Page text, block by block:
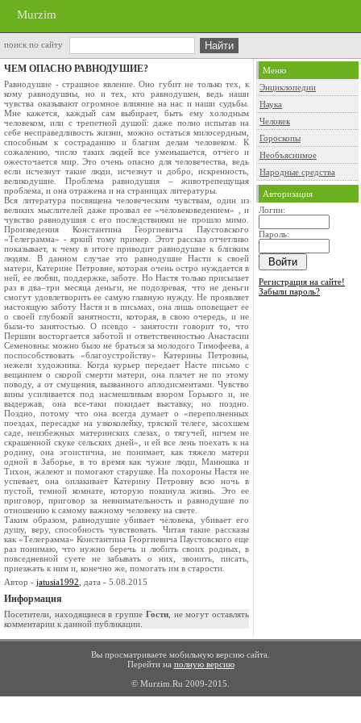
Murzim
поиск по сайту
ЧЕМ ОПАСНО РАВНОДУШИЕ?
Равнодушие - страшное явление. Оно губит не только тех, к
кому равнодушны, но и тех, кто равнодушен, ведь наши
чувства оказывают огромное влияние на нас и наши судьбы.
Мне кажется, каждый сам выбирает, быть ему холодным
человеком, или с трепетной душой: даже полно испытав на
себе несправедливость жизни, можно остаться милосердным,
способным к состраданию и благим делам человеком. К
сожалению, число таких людей все уменьшается, отчего и
ожесточается мир. Это очень опасно для человечества, ведь
если исчезнут такие люди, исчезнут и добро, искренность,
великодушие. Проблема равнодушия – животрепещущая
проблема, и она отражена и на страницах литературы.
Вся литература посвящена человеческим чувствам, один из
великих мыслителей даже прозвал ее «человековедением» , и
чувство равнодушия с его последствиями не прошло мимо.
Произведения Константина Георгиевича Паустовского
«Телеграмма» - яркий тому пример. Этот рассказ отчетливо
показывает, к чему в итоге приводит равнодушие к близким
людям. В данном случае это равнодушие Насти к своей
матери, Катерине Петровне, которая очень остро нуждается в
ней, ее любви, поддержке, заботе. Но Настя только присылает
раз в два–три месяца деньги, не подозревая, что не деньги
смогут удовлетворить ее самую главную нужду. Не проявляет
настоящую заботу Настя и в письмах, она лишь оповещает ее
о своей глубокой занятности, которая, в свою очередь, и не
была-то занятостью. О псевдо - занятости говорит то, что
Першин восторгается заботой и ответственностью Анастасии
Семеновны: можно было не браться за молодого Тимофеева, а
поспособствовать «благоустройству» Катерины Петровны,
нежели художника. Когда курьер передает Насте письмо с
вещанием о скорой смерти матери, она плачет не по этому
поводу, а от смущения, вызванного аплодисментами. Чувство
вины усиливается под насмешливым взором Горького и, не
выдержав, она все-таки покидает выставку, но поздно.
Поздно, потому что она всегда думает о «переполненных
поездах, пересадке на узкоколейку, тряской телеге, засохшем
саде, неизбежных материнских слезах, о тягучей, ничем не
скрашенной скуке сельских дней», и ей все лень поехать к на
родину, она эгоистична, не понимает, как тяжело матери
одной в Заборье, в то время как чужие люди, Манюшка и
Тихон, жалеют и помогают старушке. На похороны Настя не
успевает, она оплакивает Катерину Петровну всю ночь в
пустой, темной комнате, которую покинула жизнь. Это ее
приговор, приговор за невнимательность и равнодушие по
отношению к самому важному человеку на свете.
Таким образом, равнодушие убивает человека, убивает его
душу, веру, способность чувствовать. Читая такие рассказы
как «Телеграмма» Константина Георгиевича Паустовского еще
раз понимаю, что нужно беречь и любить своих родных, в
повседневной суете не забывать о них, звонить, писать,
приезжать к ним и, конечно же, помогать им в старости.
Автор - jatusia1992 , дата - 5.08.2015
Информация
Посетители, находящиеся в группе Гости, не могут оставлять
комментарии к данной публикации.
Меню
Энциклопедии
Наука
Человек
Гороскопы
Необъяснимое
Народные средства
Авторизация
Логин:
Пароль:
Регистрация на сайте!
Забыли пароль?
Вы просматриваете мобильную версию сайта.
Перейти на полную версию
© Murzim.Ru 2009-2015.